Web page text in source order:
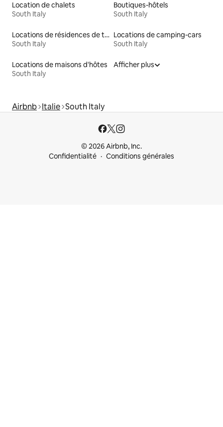
Location de chalets
South Italy
Boutiques-hôtels
South Italy
Locations de résidences de tourisme
South Italy
Locations de camping-cars
South Italy
Locations de maisons d'hôtes
South Italy
Afficher plus
Airbnb Italie South Italy
© 2026 Airbnb, Inc.
Confidentialité
Conditions générales